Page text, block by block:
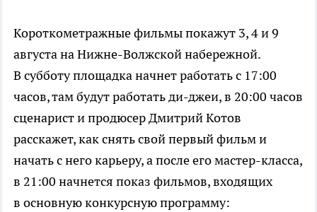
Короткометражные фильмы покажут 3, 4 и 9
августа на Нижне-Волжской набережной.
В субботу площадка начнет работать с 17:00
часов, там будут работать ди-джеи, в 20:00 часов
сценарист и продюсер Дмитрий Котов
расскажет, как снять свой первый фильм и
начать с него карьеру, а после его мастер-класса,
в 21:00 начнется показ фильмов, входящих
в основную конкурсную программу: